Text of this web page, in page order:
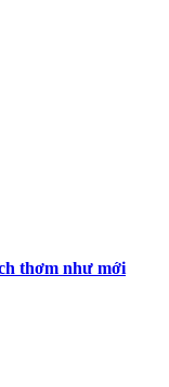
thơm như mới